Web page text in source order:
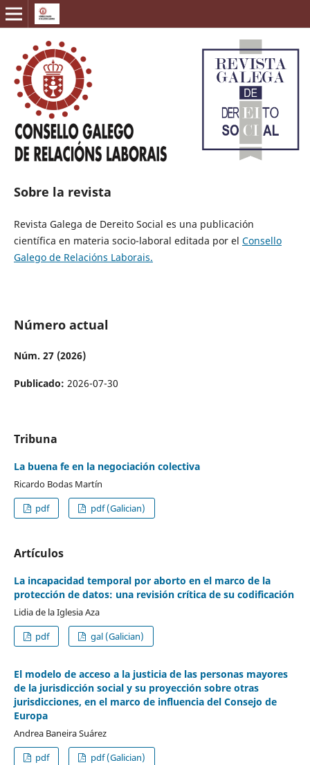
Sobre la revista
Revista Galega de Dereito Social es una publicación
científica en materia socio-laboral editada por el Consello
Galego de Relacións Laborais.
Número actual
Núm. 27 (2026)
Publicado: 2026-07-30
Tribuna
La buena fe en la negociación colectiva
Ricardo Bodas Martín
pdf
pdf (Galician)
Artículos
La incapacidad temporal por aborto en el marco de la
protección de datos: una revisión crítica de su codificación
Lidia de la Iglesia Aza
pdf
gal (Galician)
El modelo de acceso a la justicia de las personas mayores
de la jurisdicción social y su proyección sobre otras
jurisdicciones, en el marco de influencia del Consejo de
Europa
Andrea Baneira Suárez
pdf
pdf (Galician)